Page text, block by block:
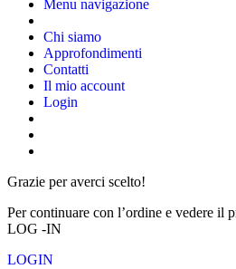
Menu navigazione
Chi siamo
Approfondimenti
Contatti
Il mio account
Login
Grazie per averci scelto!
Per continuare con l’ordine e vedere il
LOG -IN
LOGIN